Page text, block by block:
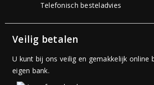
Telefonisch besteladvies
Veilig betalen
U kunt bij ons veilig en gemakkelijk online
eigen bank.